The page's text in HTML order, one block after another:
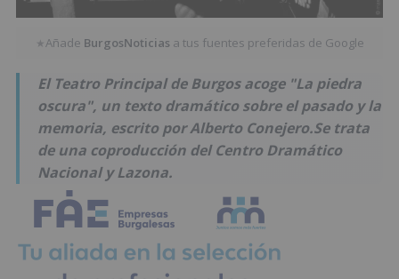
★Añade BurgosNoticias a tus fuentes preferidas de Google
El Teatro Principal de Burgos acoge "La piedra
oscura", un texto dramático sobre el pasado y la
memoria, escrito por Alberto Conejero.Se trata
de una coproducción del Centro Dramático
Nacional y Lazona.